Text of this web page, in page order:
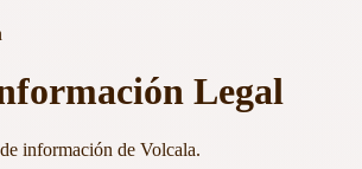
Legal
información de Volcala.